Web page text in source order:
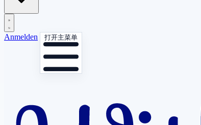
Anmelden 打开主菜单